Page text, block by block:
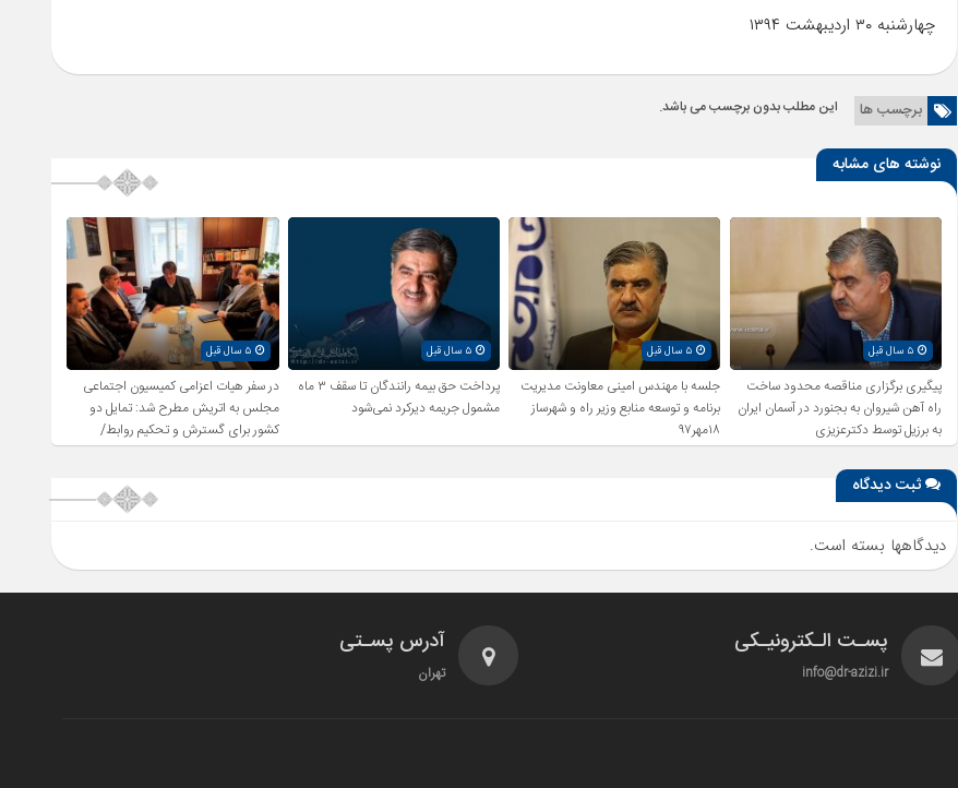
چهارشنبه ۳۰ اردیبهشت ۱۳۹۴
برچسب ها این مطلب بدون برچسب می باشد.
نوشته های مشابه
پیگیری برگزاری مناقصه محدود ساخت
راه آهن شیروان به بجنورد در آسمان ایران
به برزیل توسط دکترعزیزی
۵ سال قبل
جلسه با مهندس امینی معاونت مدیریت
برنامه و توسعه منابع وزیر راه و شهرساز
۱۸مهر۹۷
پرداخت حق بیمه رانندگان تا سقف ۳ ماه
مشمول جریمه دیرکرد نمی‌شود
در سفر هیات اعزامی کمیسیون اجتماعی
مجلس به اتریش مطرح شد: تمایل دو
کشور برای گسترش و تحکیم روابط/
بررسی راهکارهای اشتغال زایی و رفع
ثبت دیدگاه
دیدگاهها بسته است.
پسـت الـکترونیـکی
info@dr-azizi.ir
آدرس پسـتی
تهران